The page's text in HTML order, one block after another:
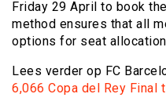
Friday 29 April to book
method ensures that all
options for seat
Lees verder op FC
6,066 Copa del Rey